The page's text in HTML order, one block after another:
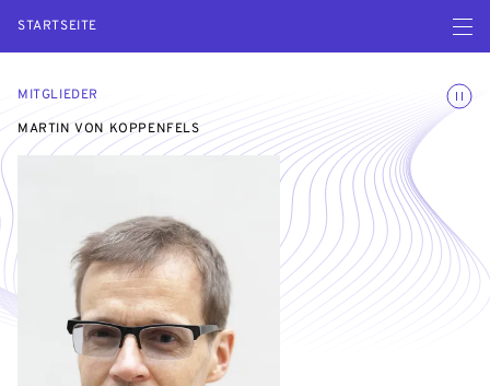
STARTSEITE Menü
MITGLIEDER
MARTIN VON KOPPENFELS